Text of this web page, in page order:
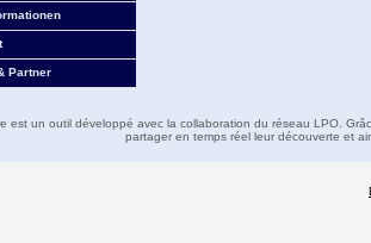
Partner
est un outil développé avec la collaboration du réseau LPO.
partager en temps réel leur découverte et